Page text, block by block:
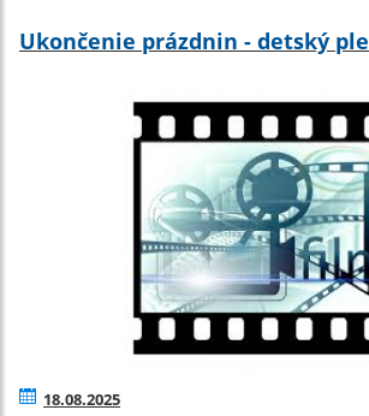
Ukončenie prázdnin - detský
18.08.2025